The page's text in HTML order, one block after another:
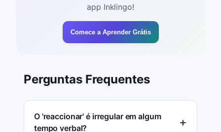
app Inklingo!
Comece a Aprender Grátis
Perguntas Frequentes
O 'reaccionar' é irregular em algum
tempo verbal?